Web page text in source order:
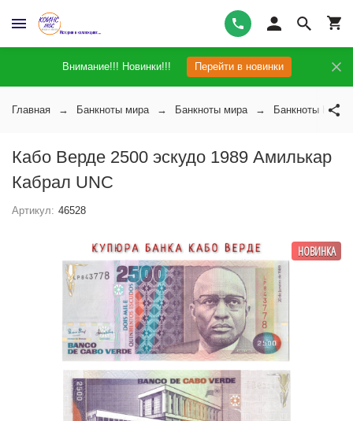
Внимание!!! Новинки!!! Перейти в новинки
Главная Банкноты мира Банкноты мира Банкноты Кабо
Кабо Верде 2500 эскудо 1989 Амилькар
Кабрал UNC
Артикул: 46528
НОВИНКА